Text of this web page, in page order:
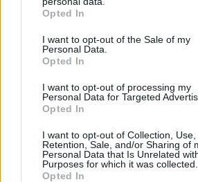
grant or deny consent to Google and its
use your data for below specified
consent section.
Opted In
I want to opt-out of the Sale of my
Personal Data.
Opted In
I want to opt-out of processing my
Personal Data for Targeted
Opted In
I want to opt-out of Collection, Use,
Retention, Sale, and/or Sharing of
Personal Data that Is Unrelated
Purposes for which it was collected.
Opted In
Μόσχας να μην αποστείλει
Χαρακτηριστική του
που έδωσε ένας Ρώσος
δημοσκόπηση στους δρόμους
υποφέρει από ήττες σε όλα τα
γιορτάζουν λοιπόν (οι ηγέτες